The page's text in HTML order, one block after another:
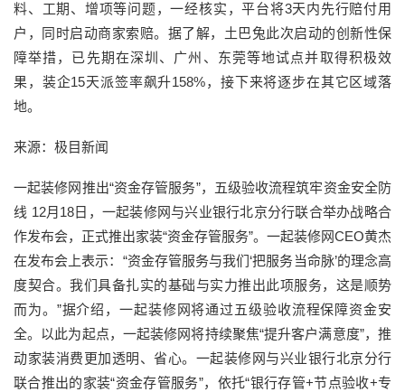
料、工期、增项等问题，一经核实，平台将3天内先行赔付用
户，同时启动商家索赔。据了解，土巴兔此次启动的创新性保
障举措，已先期在深圳、广州、东莞等地试点并取得积极效
果，装企15天派签率飙升158%，接下来将逐步在其它区域落
地。
来源：极目新闻
一起装修网推出“资金存管服务”，五级验收流程筑牢资金安全防
线 12月18日，一起装修网与兴业银行北京分行联合举办战略合
作发布会，正式推出家装“资金存管服务”。一起装修网CEO黄杰
在发布会上表示：“资金存管服务与我们‘把服务当命脉’的理念高
度契合。我们具备扎实的基础与实力推出此项服务，这是顺势
而为。”据介绍，一起装修网将通过五级验收流程保障资金安
全。以此为起点，一起装修网将持续聚焦“提升客户满意度”，推
动家装消费更加透明、省心。一起装修网与兴业银行北京分行
联合推出的家装“资金存管服务”，依托“银行存管+节点验收+专